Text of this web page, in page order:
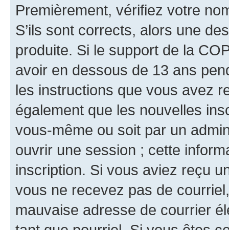
Premièrement, vérifiez votre
S’ils sont corrects, alors une
produite. Si le support de la
avoir en dessous de 13 ans
les instructions que vous avez
également que les nouvelles
vous-même ou soit par un
ouvrir une session ; cette
inscription. Si vous aviez reçu
vous ne recevez pas de
mauvaise adresse de courrier